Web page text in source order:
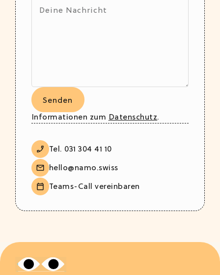
Informationen zum Datenschutz.
Tel. 031 304 41 10
hello@namo.swiss
Teams-Call vereinbaren